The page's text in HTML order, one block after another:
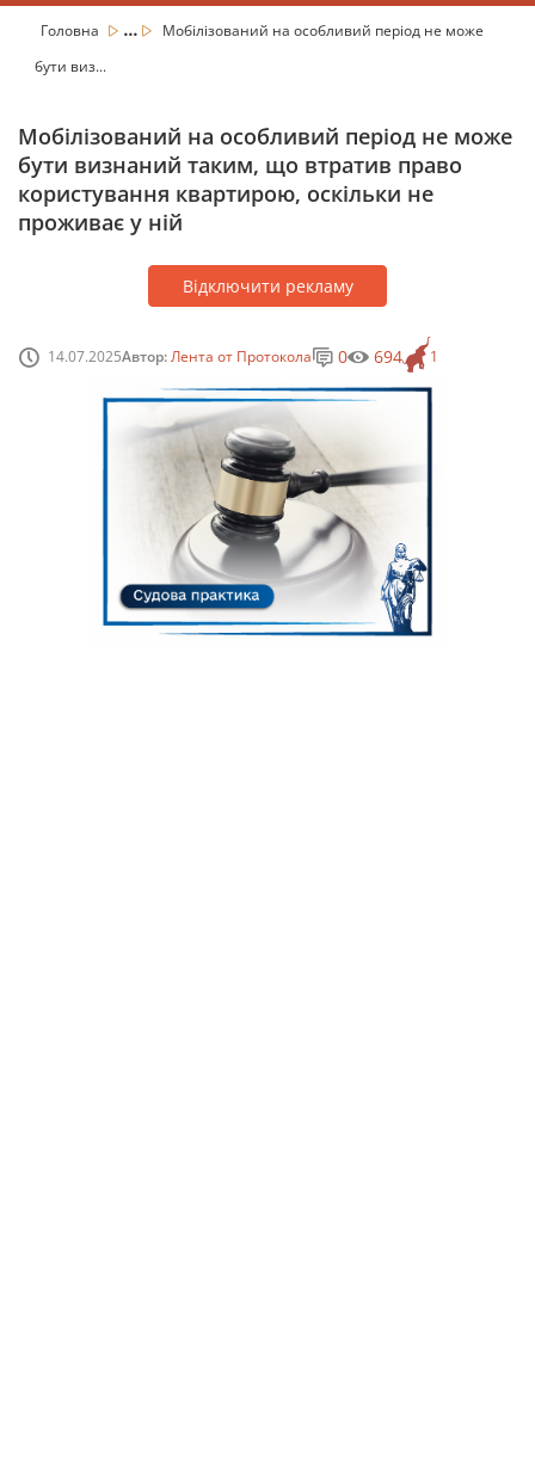
Головна ...
Мобілізований на особливий період не може
бути виз...
Мобілізований на особливий період не може
бути визнаний таким, що втратив право
користування квартирою, оскільки не
проживає у ній
Відключити рекламу
14.07.2025Автор:Лента от Протокола 1
0 694